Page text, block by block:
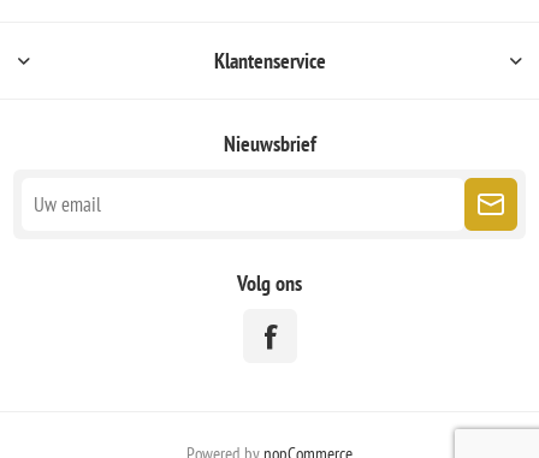
Klantenservice
Nieuwsbrief
Volg ons